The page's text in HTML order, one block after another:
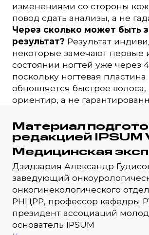
изменениями со стороны
повод сдать анализы, а не
Через сколько может быть
результат? Результат
некоторые замечают первые
состоянии ногтей уже через
поскольку ногтевая пластина
обновляется быстрее волоса,
ориентир, а не
Материал
редакцией IPSUM
Медицинская
Дзидзария Александр
заведующий
онкогинекологического
РНЦРР, профессор кафедры
президент ассоциаций
основатель IPSUM